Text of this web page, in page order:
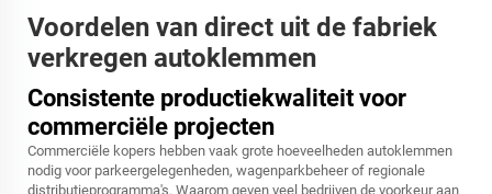
Voordelen van direct uit de fabriek
verkregen autoklemmen
Consistente productiekwaliteit voor
commerciële projecten
Commerciële kopers hebben vaak grote hoeveelheden autoklemmen
nodig voor parkeergelegenheden, wagenparkbeheer of regionale
distributieprogramma's. Waarom geven veel bedrijven de voorkeur aan